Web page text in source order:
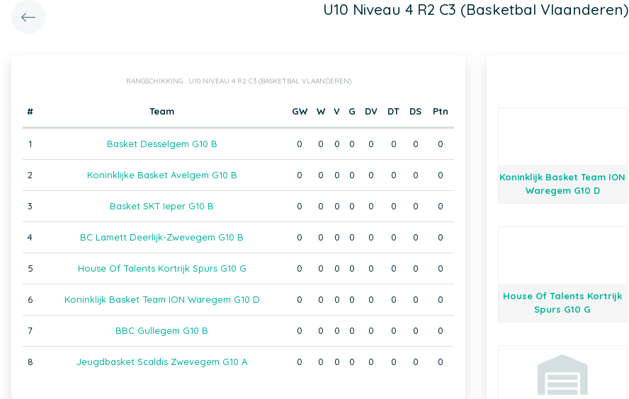
U10 Niveau 4 R2 C3 (Basketbal Vlaanderen)
RANGSCHIKKING : U10 NIVEAU 4 R2 C3 (BASKETBAL VLAANDEREN)
# Team GW W V G DV DT DS Ptn
1 Basket Desselgem G10 B 0 0 0 0 0 0 0 0
2 Koninklijke Basket Avelgem G10 B 0 0 0 0 0 0 0 0
3 Basket SKT Ieper G10 B 0 0 0 0 0 0 0 0
4 BC Lamett Deerlijk-Zwevegem G10 B 0 0 0 0 0 0 0 0
5 House Of Talents Kortrijk Spurs G10 G 0 0 0 0 0 0 0 0
6 Koninklijk Basket Team ION Waregem G10 D 0 0 0 0 0 0 0 0
7 BBC Gullegem G10 B 0 0 0 0 0 0 0 0
8 Jeugdbasket Scaldis Zwevegem G10 A 0 0 0 0 0 0 0 0
Koninklijk Basket Team ION
Waregem G10 D
House Of Talents Kortrijk
Spurs G10 G